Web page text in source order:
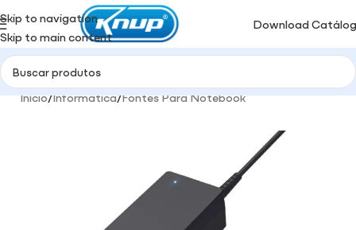
Skip to navigation
Skip to main content
Download
Início/Informática/Fontes Para Notebook